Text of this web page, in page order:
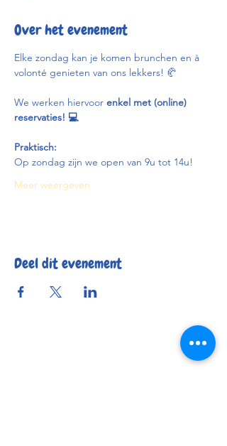
Over het evenement
Elke zondag kan je komen brunchen en à
volonté genieten van ons lekkers! 🥐
We werken hiervoor enkel met (online)
reservaties! 💻
Praktisch:
Op zondag zijn we open van 9u tot 14u!
Meer weergeven
Deel dit evenement